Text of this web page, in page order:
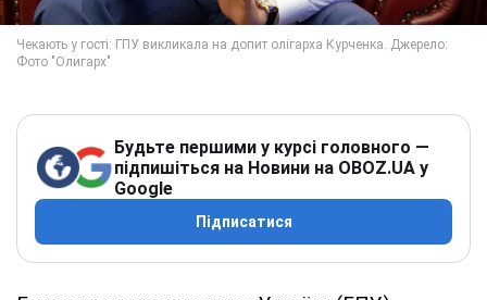
Будьте першими у курсі головного —
підпишіться на Новини на OBOZ.UA у
Google
Підписатися